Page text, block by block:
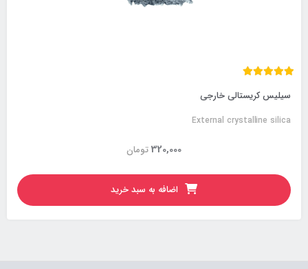
سیلیس کریستالی خارجی
External crystalline silica
تومان320,000
اضافه به سبد خرید